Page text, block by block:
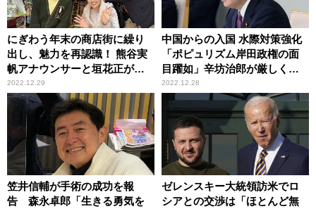
にぎわう年末の商店街に繰り
出し、魅力を再認識！ 熊谷実
帆アナウンサーと垣花正がレ
ポート
2022.12.29
中国からの入国 水際対策強化
「ポピュリズム岸田政権の面
目躍如」辛坊治郎が厳しく非
難
2022.12.28
笠井信輔が手術の成功を報
告 森永卓郎「生きる勇気を
ゼレンスキー大統領訪米でロ
シアとの交渉は「ほとんど無